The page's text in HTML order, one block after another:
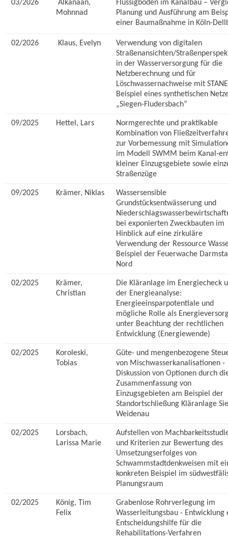
03/2026
Alkanaan,
Mohnnad
Flüssigboden im Kanalbau –
Planung und Ausführung am
einer Baumaßnahme in Köln-
02/2026 Klaus, Evelyn
Verwendung von digitalen
Straßenansichten/
in der Wasserversorgung für die
Netzberechnung und für
Löschwassernachweise mit
Beispiel eines synthetischen
„Siegen-Fludersbach“
09/2025 Hettel, Lars
Normgerechte und praktikable
Kombination von
zur Vorbemessung mit
im Modell SWMM beim Kanal-
kleiner Einzugsgebiete sowie
Straßenzüge
09/2025 Krämer, Niklas
Wassersensible
Grundstücksentwässerung und
bei exponierten Zweckbauten im
Hinblick auf eine zirkuläre
Verwendung der Ressource
Beispiel der Feuerwache
Nord
02/2025
Krämer,
Christian
Die Kläranlage im Energiecheck
der Energieanalyse:
Energieeinsparpotentiale und
mögliche Rolle als
unter Beachtung der rechtlichen
Entwicklung (Energiewende)
02/2025
Koroleski,
Tobias
Güte- und mengenbezogene
von Mischwasserkanalisationen -
Diskussion von Optionen durch
Zusammenfassung von
Einzugsgebieten am Beispiel der
Standortschließung Kläranlage
Weidenau
02/2025
Lorsbach,
Larissa Marie
Aufstellen von
und Kriterien zur Bewertung des
Umsetzungserfolges von
Schwammstadtdenkweisen mit
konkreten Beispiel im
Planungsraum
02/2025
König, Tim
Felix
Grabenlose Rohrverlegung im
Wasserleitungsbau - Entwicklung
Entscheidungshilfe für die
Rehabilitations-Verfahren